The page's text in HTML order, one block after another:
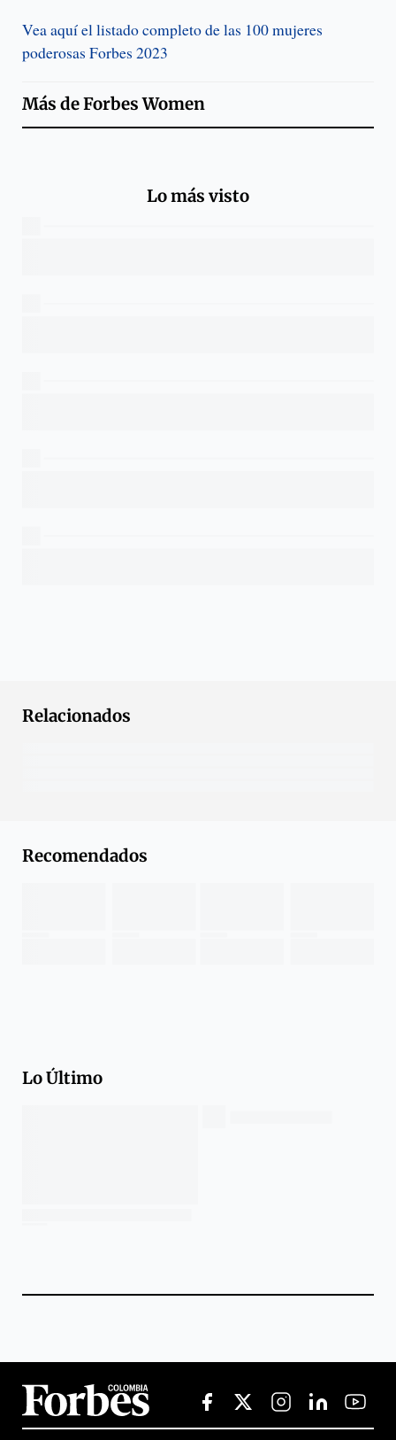
Vea aquí el listado completo de las 100 mujeres
poderosas Forbes 2023
Más deForbes Women
Lo más visto
Relacionados
Recomendados
Lo Último